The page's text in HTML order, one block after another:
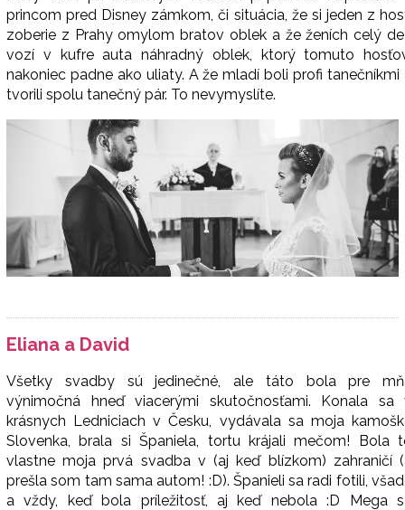
princom pred Disney zámkom, či situácia, že si jeden z
zoberie z Prahy omylom bratov oblek a že ženích celý
vozí v kufre auta náhradný oblek, ktorý tomuto
nakoniec padne ako uliaty. A že mladí boli profi tanečníkmi
tvorili spolu tanečný pár. To nevymyslíte.
Eliana a David
Všetky svadby sú jedinečné, ale táto bola pre
výnimočná hneď viacerými skutočnosťami. Konala sa
krásnych Ledniciach v Česku, vydávala sa moja
Slovenka, brala si Španiela, tortu krájali mečom! Bola
vlastne moja prvá svadba v (aj keď blízkom) zahraničí
prešla som tam sama autom! :D). Španieli sa radi fotili,
a vždy, keď bola príležitosť, aj keď nebola :D Mega